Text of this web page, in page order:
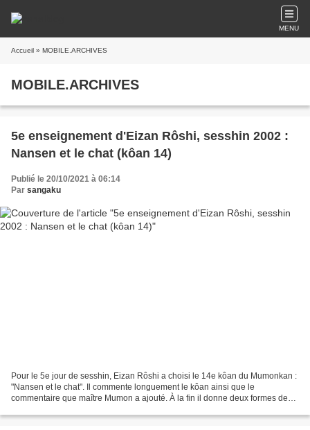
MENU
Accueil » MOBILE.ARCHIVES
MOBILE.ARCHIVES
5e enseignement d'Eizan Rôshi, sesshin 2002 :
Nansen et le chat (kôan 14)
Publié le 20/10/2021 à 06:14
Par sangaku
Pour le 5e jour de sesshin, Eizan Rôshi a choisi le 14e kôan du Mumonkan :
"Nansen et le chat". Il commente longuement le kôan ainsi que le
commentaire que maître Mumon a ajouté. À la fin il donne deux formes de